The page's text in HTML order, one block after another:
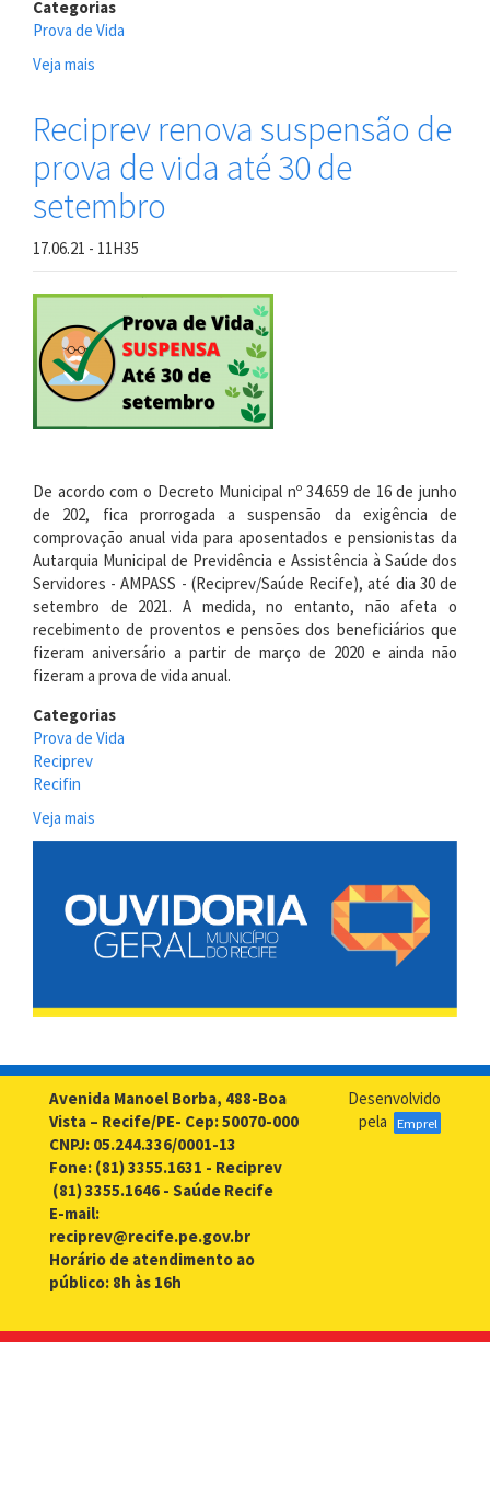
Categorias
Prova de Vida
Veja mais
na
próxima
semana
Prova
Vida
dos
seus
segurados
Reciprev renova suspensão de
prova de vida até 30 de
setembro
17.06.21 - 11H35
De acordo com o Decreto Municipal nº 34.659 de 16 de junho
de 202, fica prorrogada a suspensão da exigência de
comprovação anual vida para aposentados e pensionistas da
Autarquia Municipal de Previdência e Assistência à Saúde dos
Servidores - AMPASS - (Reciprev/Saúde Recife), até dia 30 de
setembro de 2021. A medida, no entanto, não afeta o
recebimento de proventos e pensões dos beneficiários que
fizeram aniversário a partir de março de 2020 e ainda não
fizeram a prova de vida anual.
Categorias
Prova de Vida
Reciprev
Recifin
Veja mais
Reciprev
de
prova
de
até
setembro
Avenida Manoel Borba, 488-Boa
Vista – Recife/PE- Cep: 50070-000
CNPJ: 05.244.336/0001-13
Fone: (81) 3355.1631 - Reciprev
(81) 3355.1646 - Saúde Recife
E-mail:
reciprev@recife.pe.gov.br
Horário de atendimento ao
público: 8h às 16h
Desenvolvido
pela
Emprel